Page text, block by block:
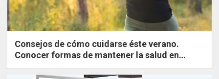
Consejos de cómo cuidarse éste verano.
Conocer formas de mantener la salud en
verano. Ejercicios sencillos y saludables.